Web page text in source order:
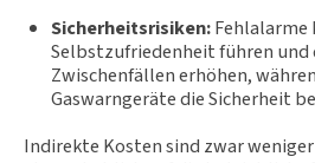
Sicherheitsrisiken:Fehlalarme
Selbstzufriedenheit führen und
Zwischenfällen erhöhen,
Gaswarngeräte die Sicherheit
Indirekte Kosten sind zwar